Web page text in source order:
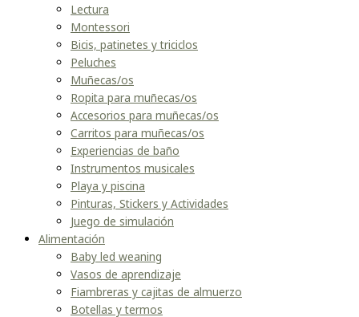
Lectura
Montessori
Bicis, patinetes y triciclos
Peluches
Muñecas/os
Ropita para muñecas/os
Accesorios para muñecas/os
Carritos para muñecas/os
Experiencias de baño
Instrumentos musicales
Playa y piscina
Pinturas, Stickers y Actividades
Juego de simulación
Alimentación
Baby led weaning
Vasos de aprendizaje
Fiambreras y cajitas de almuerzo
Botellas y termos